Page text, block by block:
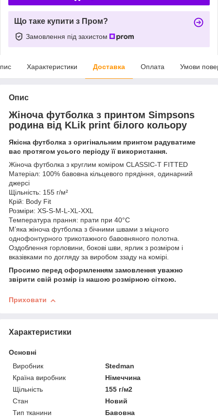
Що таке купити з Пром?
Замовлення під захистом
Характеристики Доставка Оплата Умови
Опис
Жіноча футболка з принтом Simpsons
родина від KLik print білого кольору
Якісна футболка з оригінальним принтом радуватиме
вас протягом усього періоду її використання.
Жіноча футболка з круглим коміром CLASSIC-T FITTED
Матеріал: 100% бавовна кільцевого прядіння, одинарний
джерсі
Щільність: 155 г/м²
Крій: Body Fit
Розміри: XS-S-M-L-XL-XXL
Температура прання: прати при 40°C
М’яка жіноча футболка з бічними швами з міцного
однофонтурного трикотажного бавовняного полотна.
Оздоблення горловини, бокові шви, ярлик з розміром і
вказівками по догляду за виробом ззаду на комірі.
Просимо перед оформленням замовлення уважно
звірити свій розмір із нашою розмірною сіткою.
Приховати
Характеристики
Основні
Виробник
Stedman
Країна виробник
Німеччина
Щільність
155 г/м2
Стан
Новий
Тип тканини
Бавовна